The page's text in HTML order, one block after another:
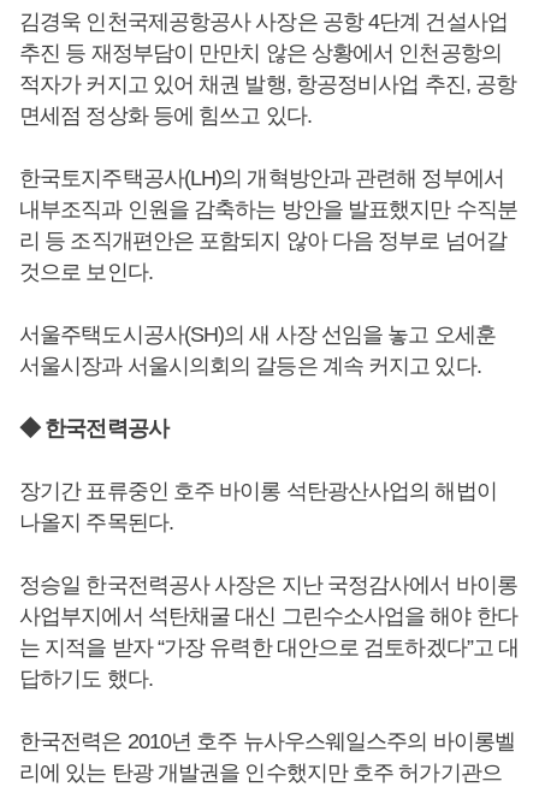
김경욱 인천국제공항공사 사장은 공항 4단계 건설사업
추진 등 재정부담이 만만치 않은 상황에서 인천공항의
적자가 커지고 있어 채권 발행, 항공정비사업 추진, 공항
면세점 정상화 등에 힘쓰고 있다.
한국토지주택공사(LH)의 개혁방안과 관련해 정부에서
내부조직과 인원을 감축하는 방안을 발표했지만 수직분
리 등 조직개편안은 포함되지 않아 다음 정부로 넘어갈
것으로 보인다.
서울주택도시공사(SH)의 새 사장 선임을 놓고 오세훈
서울시장과 서울시의회의 갈등은 계속 커지고 있다.
◆ 한국전력공사
장기간 표류중인 호주 바이롱 석탄광산사업의 해법이
나올지 주목된다.
정승일 한국전력공사 사장은 지난 국정감사에서 바이롱
사업부지에서 석탄채굴 대신 그린수소사업을 해야 한다
는 지적을 받자 “가장 유력한 대안으로 검토하겠다”고 대
답하기도 했다.
한국전력은 2010년 호주 뉴사우스웨일스주의 바이롱벨
리에 있는 탄광 개발권을 인수했지만 호주 허가기관으